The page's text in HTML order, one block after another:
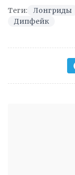
Теги: Лонгриды
Дипфейк